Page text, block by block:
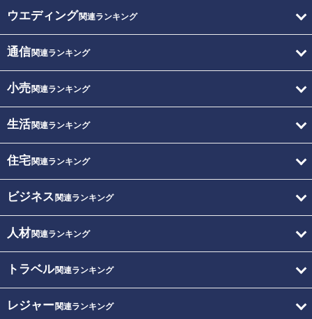
ウエディング関連ランキング
通信関連ランキング
小売関連ランキング
生活関連ランキング
住宅関連ランキング
ビジネス 関連ランキング
人材関連ランキング
トラベル関連ランキング
レジャー関連ランキング